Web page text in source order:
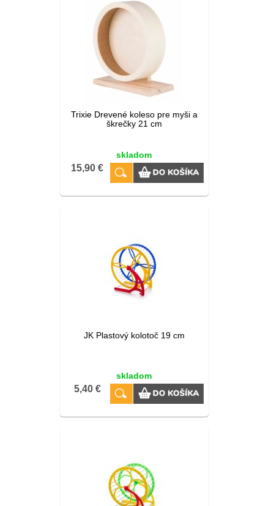
Trixie Drevené koleso pre myši a
škrečky 21 cm
skladom
15,90 €
JK Plastový kolotoč 19 cm
skladom
5,40 €